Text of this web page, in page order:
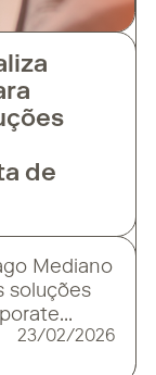
de
Mediano
soluções
e
de riscos
23/02/2026